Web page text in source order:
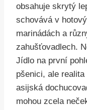
obsahuje skrytý
schovává v
marinádách a
zahušťovadlech.
Jídlo na první
pšenici, ale
asijská
mohou zcela